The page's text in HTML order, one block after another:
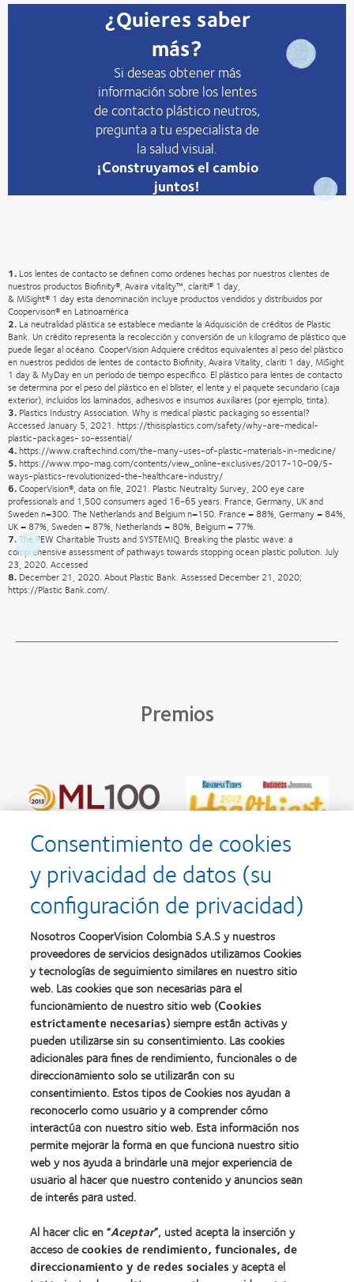
¿Quieres saber
más?
Si deseas obtener más
información sobre los lentes
de contacto plástico neutros,
pregunta a tu especialista de
la salud visual.
¡Construyamos el cambio
juntos!
1. Los lentes de contacto se definen como ordenes hechas por nuestros clientes de
nuestros productos Biofinity®, Avaira vitality™, clariti® 1 day,
& MiSight® 1 day esta denominación incluye productos vendidos y distribuidos por
Coopervison® en Latinoamérica
2. La neutralidad plástica se establece mediante la Adquisición de créditos de Plastic
Bank. Un crédito representa la recolección y conversión de un kilogramo de plástico que
puede llegar al océano. CooperVision Adquiere créditos equivalentes al peso del plástico
en nuestros pedidos de lentes de contacto Biofinity, Avaira Vitality, clariti 1 day, MiSight
1 day & MyDay en un período de tiempo específico. El plástico para lentes de contacto
se determina por el peso del plástico en el blíster, el lente y el paquete secundario (caja
exterior), incluidos los laminados, adhesivos e insumos auxiliares (por ejemplo, tinta).
3. Plastics Industry Association. Why is medical plastic packaging so essential?
Accessed January 5, 2021. https://thisisplastics.com/safety/why-are-medical-
plastic-packages- so-essential/
4.https://www.craftechind.com/the-many-uses-of-plastic-materials-in-medicine/
5.https://www.mpo-mag.com/contents/view_online-exclusives/2017-10-09/5-
ways-plastics-revolutionized-the-healthcare-industry/
6.CooperVision®, data on file, 2021. Plastic Neutrality Survey, 200 eye care
professionals and 1,500 consumers aged 16-65 years. France, Germany, UK and
Sweden n=300. The Netherlands and Belgium n=150. France = 88%, Germany = 84%,
UK = 87%, Sweden = 87%, Netherlands = 80%, Belgium = 77%.
7.The PEW Charitable Trusts and SYSTEMIQ. Breaking the plastic wave: a
comprehensive assessment of pathways towards stopping ocean plastic pollution. July
23, 2020. Accessed
8. December 21, 2020. About Plastic Bank. Assessed December 21, 2020;
https://Plastic Bank.com/.
Premios
Nuestros productos
Encuentra tu lente
Tecnología de lentes de contacto
Lentes de contacto y visión
Usuario con experiencia
Consentimiento de cookies
y privacidad de datos (su
configuración de privacidad)
Nosotros CooperVision Colombia S.A.S y nuestros
proveedores de servicios designados utilizamos Cookies
y tecnologías de seguimiento similares en nuestro sitio
web. Las cookies que son necesarias para el
funcionamiento de nuestro sitio web (Cookies
estrictamente necesarias) siempre están activas y
pueden utilizarse sin su consentimiento. Las cookies
adicionales para fines de rendimiento, funcionales o de
direccionamiento solo se utilizarán con su
consentimiento. Estos tipos de Cookies nos ayudan a
reconocerlo como usuario y a comprender cómo
interactúa con nuestro sitio web. Esta información nos
permite mejorar la forma en que funciona nuestro sitio
web y nos ayuda a brindarle una mejor experiencia de
usuario al hacer que nuestro contenido y anuncios sean
de interés para usted.
Al hacer clic en “Aceptar”, usted acepta la inserción y
acceso decookies de rendimiento, funcionales, de
direccionamiento y de redes socialesy acepta el